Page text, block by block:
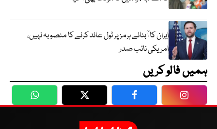
ایران کا آبنائے ہرمز پر ٹول عائد کرنے کا منصوبہ نہیں،
امریکی نائب صدر
ہمیں فالو کریں
WhatsApp Twitter Facebook